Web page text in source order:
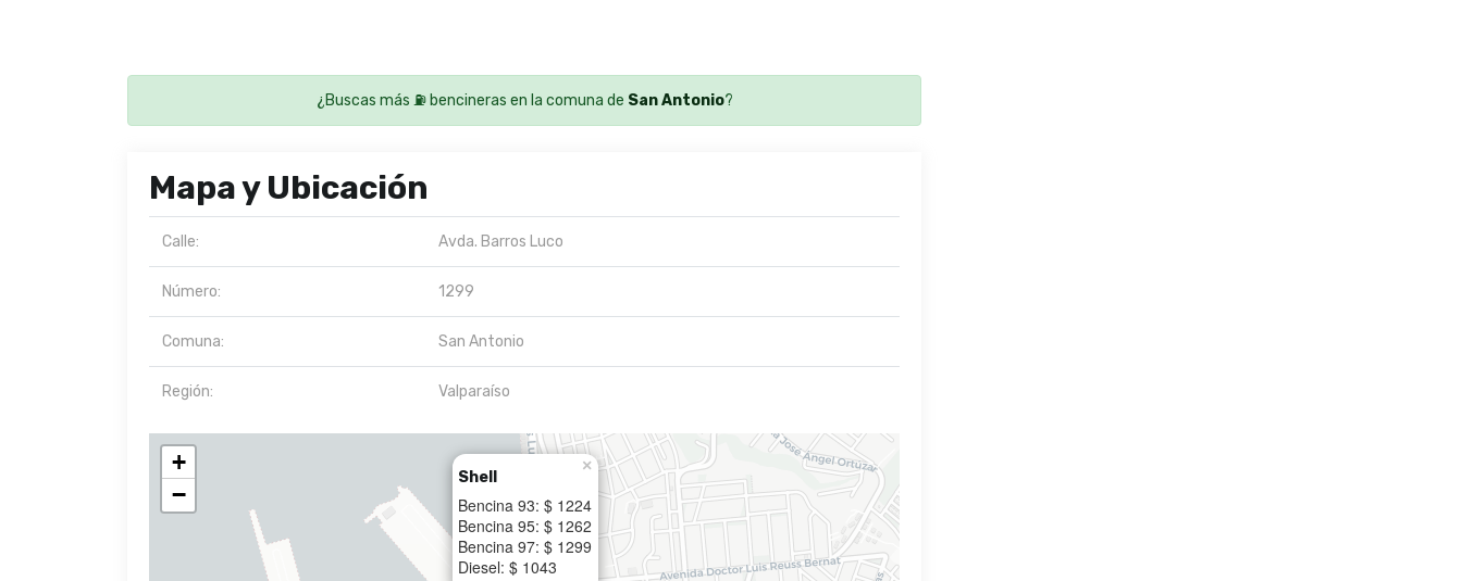
¿Buscas más ⛽ bencineras en la comuna de San Antonio?
Mapa y Ubicación
Calle: Avda. Barros Luco
Número: 1299
Comuna: San Antonio
Región: Valparaíso
Shell
Bencina 93: $ 1224
Bencina 95: $ 1262
Bencina 97: $ 1299
Diesel: $ 1043
×
+
−